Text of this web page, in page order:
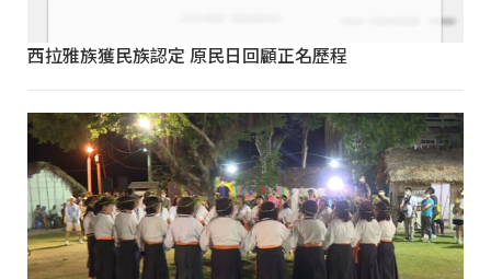
西拉雅族獲民族認定 原民日回顧正名歷程